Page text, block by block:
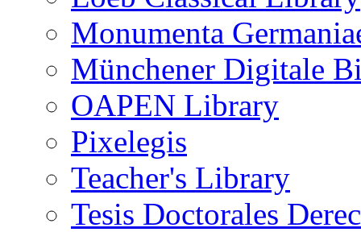
Monumenta
Münchener Digitale
OAPEN Library
Pixelegis
Teacher's Library
Tesis Doctorales